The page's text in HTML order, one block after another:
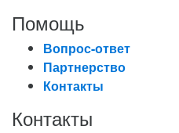
Помощь
Вопрос-ответ
Партнерство
Контакты
Контакты